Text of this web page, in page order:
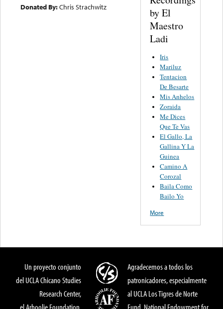
Donated By:Chris Strachwitz
by El
Maestro
Ladi
Iris
Mariluz
Tentacion
De Besarte
Mis Anhelos
Zoraida
Me Dices
Que Te Vas
El Gallo, La
Gallina Y La
Guinea
Camino A
Corozal
Baila Como
Bailo Yo
More
Un proyecto conjunto
del UCLA Chicano Studies
Research Center,
el Arhoolie Foundation,
Agradecemos a todos los
patronicadores, especialmente
al UCLA Los Tigres de Norte
Fund, National Endowment for